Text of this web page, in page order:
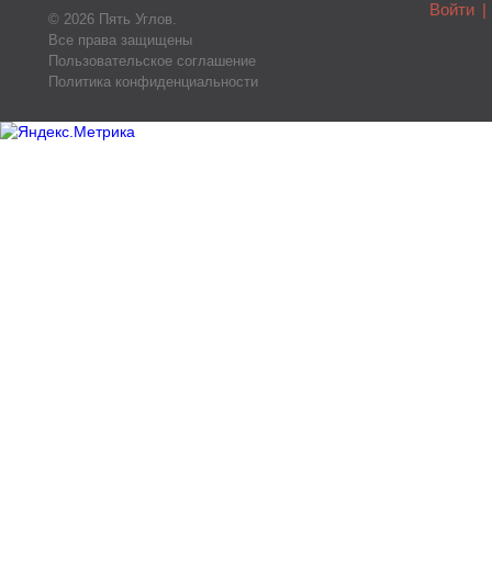
© 2026 Пять Углов.
Все права защищены
Пользовательское соглашение
Политика конфиденциальности
Войти